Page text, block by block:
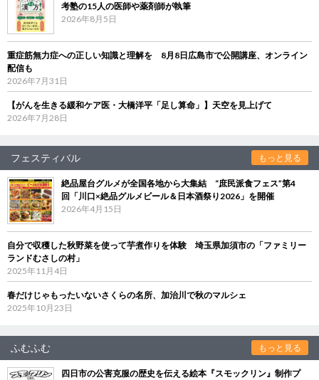
考塾の15人の医師や薬剤師が執筆
2026年8月5日
重症筋無力症への正しい知識と理解を 8月8日広島市で公開講座、オンライン
配信も
2026年7月31日
【がんを生きる緩和ケア医・大橋洋平「足し算命」】天空を見上げて
2026年7月28日
フェスティバル もっと見る
絶品屋台グルメが全国各地から大集結 “庶民派食フェス”第4
回「川口×絶品グルメビール＆日本酒祭り2026」を開催
2026年4月15日
自分で収穫した秋野菜を使って芋煮作りを体験 埼玉県加須市の「ファミリー
ランドむさしの村」
2025年11月4日
春だけじゃもったいないさくらの名所、加治川で秋のマルシェ
2025年10月23日
ふむふむ もっと見る
四日市の公害克服の歴史を伝える絵本『スモックリン』制作プ